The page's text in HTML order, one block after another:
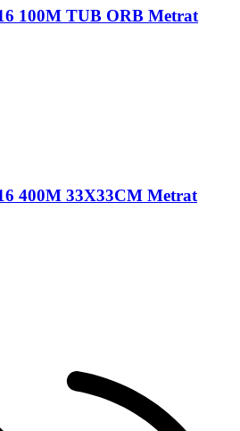
100M TUB ORB Metrat
400M 33X33CM Metrat